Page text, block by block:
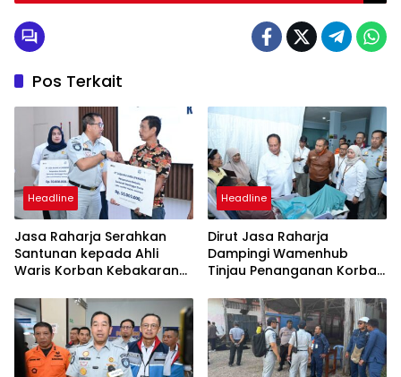
Pos Terkait
Headline
Jasa Raharja Serahkan
Santunan kepada Ahli
Waris Korban Kebakaran
Headline
Dirut Jasa Raharja
Dampingi Wamenhub
Tinjau Penanganan Korban
PHC Surabaya